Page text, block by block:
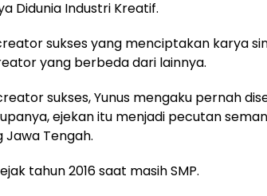
Didunia Industri Kreatif.
sukses yang menciptakan karya
yang berbeda dari lainnya.
sukses, Yunus mengaku pernah
ejekan itu menjadi pecutan
Tengah.
tahun 2016 saat masih SMP.